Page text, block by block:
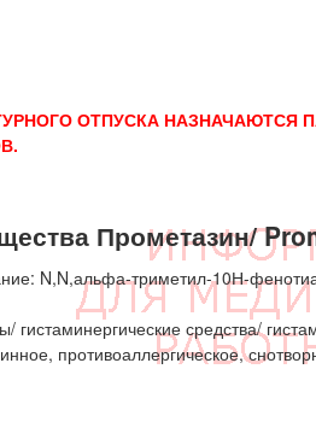
ОТПУСКА НАЗНАЧАЮТСЯ
Прометазин/
N,N,альфа-триметил-10Н-
гистаминергические средства/
противоаллергическое,